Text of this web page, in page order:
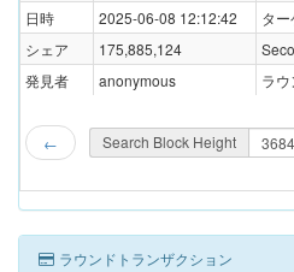
日時
2025-06-08 12:12:42 タ
シェア
175,885,124
発見者
anonymous ラ
← Search Block Height
ラウンドトランザクション